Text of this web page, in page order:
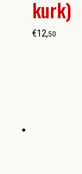
kurk)
€12,50